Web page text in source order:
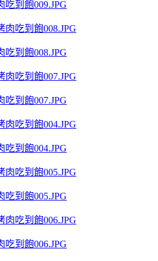
到飽009.JPG
到飽008.JPG
到飽007.JPG
到飽004.JPG
到飽005.JPG
到飽006.JPG